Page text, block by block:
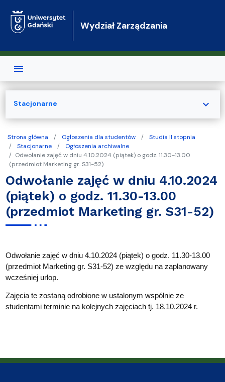
Wydział Zarządzania
Strona główna Ogłoszenia dla studentów
Studia II stopnia
Stacjonarne
Ogłoszenia archiwalne
Odwołanie zajęć w dniu 4.10.2024 (piątek) o godz. 11.30-13.00
(przedmiot Marketing gr. S31-52)
Odwołanie zajęć w dniu 4.10.2024
(piątek) o godz. 11.30-13.00
(przedmiot Marketing gr. S31-52)
Odwołanie zajęć w dniu 4.10.2024 (piątek) o godz. 11.30-13.00
(przedmiot Marketing gr. S31-52) ze względu na zaplanowany
wcześniej urlop.
Zajęcia te zostaną odrobione w ustalonym wspólnie ze
studentami terminie na kolejnych zajęciach tj. 18.10.2024 r.
Stacjonarne expand_more